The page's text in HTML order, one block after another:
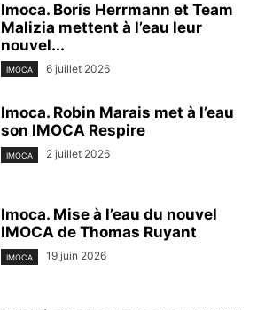
Imoca. Boris Herrmann et Team
Malizia mettent à l’eau leur
nouvel...
IMOCA 6 juillet 2026
Imoca. Robin Marais met à l’eau
son IMOCA Respire
IMOCA 2 juillet 2026
Imoca. Mise à l’eau du nouvel
IMOCA de Thomas Ruyant
IMOCA 19 juin 2026